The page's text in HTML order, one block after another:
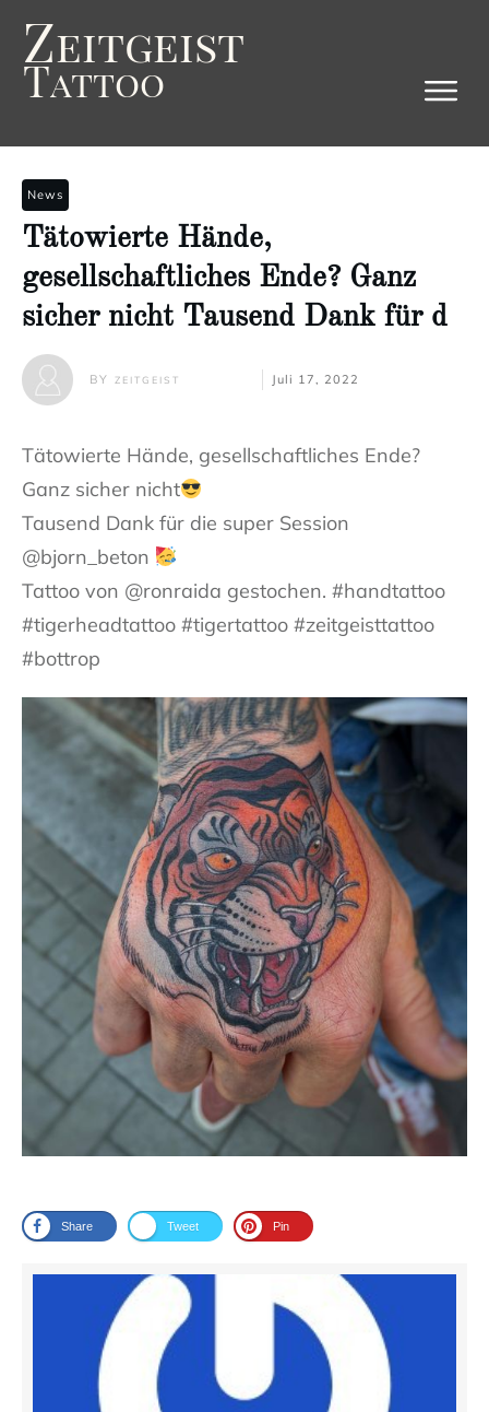
Zeitgeist
Tattoo
News
Tätowierte Hände,
gesellschaftliches Ende? Ganz
sicher nicht Tausend Dank für d
BYZEITGEIST Juli 17, 2022
Tätowierte Hände, gesellschaftliches Ende?
Ganz sicher nicht
Tausend Dank für die super Session
@bjorn_beton
Tattoo von @ronraida gestochen. #handtattoo
#tigerheadtattoo #tigertattoo #zeitgeisttattoo
#bottrop
Share Tweet Pin